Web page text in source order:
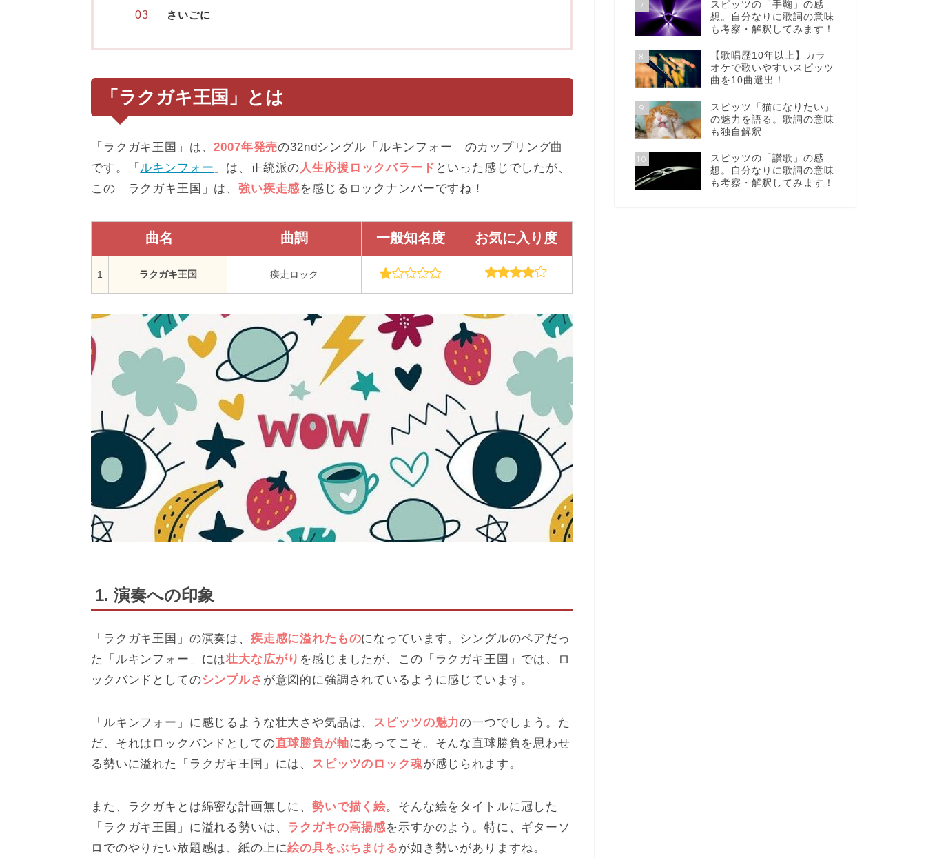
さいごに
「ラクガキ王国」 とは
「ラクガキ王国」は、2007年発売の32ndシングル「ルキンフォー」のカップリング曲
です。「 ルキンフォー 」は、正統派の人生応援ロックバラード といった感じでしたが、
この「ラクガキ王国」は、強い疾走感を感じるロックナンバーですね！
曲名 曲調 一般知名度 お気に入り度
1 ラクガキ王国 疾走ロック
1. 演奏への印象
「ラクガキ王国」の演奏は、 疾走感に溢れたものになっています。シングルのペアだっ
た「ルキンフォー」には壮大な広がり を感じましたが、この「ラクガキ王国」では、ロ
ックバンドとしてのシンプルさ が意図的に強調されているように感じています。
「ルキンフォー」に感じるような壮大さや気品は、 スピッツの魅力の一つでしょう。た
だ、それはロックバンドとしての直球勝負が軸にあってこそ。そんな直球勝負を思わせ
る勢いに溢れた「ラクガキ王国」には、 スピッツのロック魂が感じられます。
また、ラクガキとは綿密な計画無しに、勢いで描く絵。そんな絵をタイトルに冠した
「ラクガキ王国」に溢れる勢いは、 ラクガキの高揚感を示すかのよう。特に、ギターソ
ロでのやりたい放題感は、紙の上に絵の具をぶちまけるが如き勢いがありますね。
7
スピッツの「手鞠」の感
想。自分なりに歌詞の意味
も考察・解釈してみます！
8
【歌唱歴10年以上】カラ
オケで歌いやすいスピッツ
曲を10曲選出！
9
スピッツ「猫になりたい」
の魅力を語る。歌詞の意味
も独自解釈
10
スピッツの「讃歌」の感
想。自分なりに歌詞の意味
も考察・解釈してみます！